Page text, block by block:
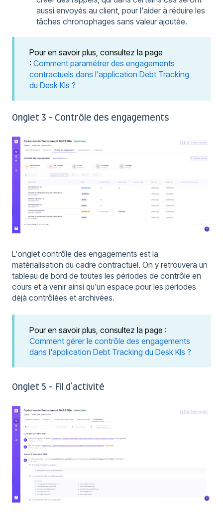
aussi envoyés au client, pour l'aider à réduire les
tâches chronophages sans valeur ajoutée.
Pour en savoir plus, consultez la page
: Comment paramétrer des engagements
contractuels dans l'application Debt Tracking
du Desk Kls ?
Onglet 3 - Contrôle des engagements
L'onglet contrôle des engagements est la
matérialisation du cadre contractuel. On y retrouvera un
tableau de bord de toutes les périodes de contrôle en
cours et à venir ainsi qu'un espace pour les périodes
déjà contrôlées et archivées.
Pour en savoir plus, consultez la page :
Comment gérer le contrôle des engagements
dans l'application Debt Tracking du Desk Kls ?
Onglet 5 - Fil d'activité